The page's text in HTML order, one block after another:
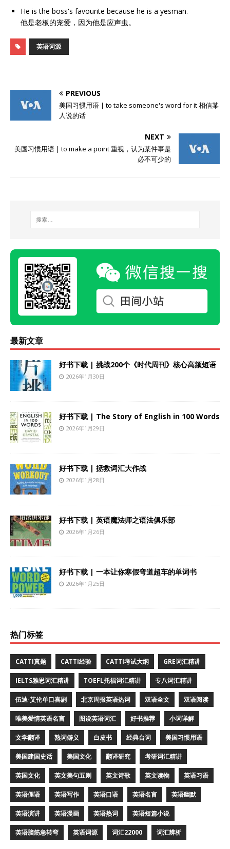
He is the boss's favourite because he is a yesman.
他是老板的宠爱，因为他是应声虫。
英语词源
PREVIOUS
美国习惯用语 | to take someone's word for it 相信某
人说的话
NEXT
美国习惯用语 | to make a point 重视，认为某件事是
必不可少的
最新文章
好书下载 | 挑战200个《时代周刊》核心高频短语
2026年1月30日
好书下载 | The Story of English in 100 Words
2026年1月29日
好书下载 | 拯救词汇大作战
2026年1月28日
好书下载 | 英语魔法师之语法俱乐部
2026年1月26日
好书下载 | 一本让你寒假弯道超车的单词书
2026年1月25日
热门标签
CATTI真题 CATTI经验 CATTI考试大纲 GRE词汇精讲
IELTS雅思词汇精讲 TOEFL托福词汇精讲 专八词汇精讲
伍迪·艾伦单口喜剧 北京周报英语热词 双语全文 双语阅读
唯美爱情英语名言 图说英语词汇 好书推荐 小词详解
文学翻译 熟词僻义 白皮书 经典台词 美国习惯用语
美国建国史话 美国文化 翻译研究 考研词汇精讲
英国文化 英文美句五则 英文诗歌 英文读物 英语习语
英语俚语 英语写作 英语口语 英语名言 英语幽默
英语演讲 英语漫画 英语热词 英语短篇小说
英语脑筋急转弯 英语词源 词汇22000 词汇辨析